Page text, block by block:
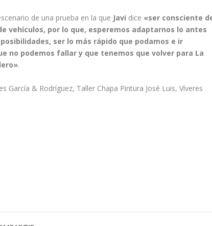
de una prueba en la que Javi dice «ser consciente
vehículos, por lo que, esperemos adaptarnos lo antes
ser lo más rápido que podamos e ir
no podemos fallar y que tenemos que volver para La
.
García & Rodríguez, Taller Chapa Pintura José Luis, Víveres